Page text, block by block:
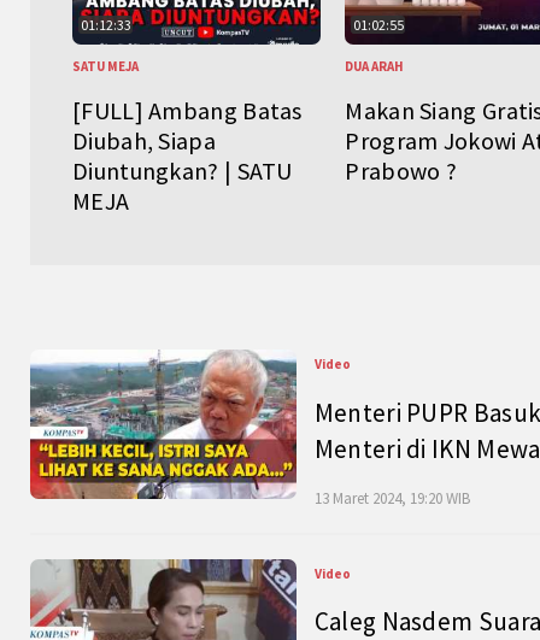
01:12:33
SATU MEJA
[FULL] Ambang Batas
Diubah, Siapa
Diuntungkan? | SATU
MEJA
01:02:55
DUA ARAH
Makan Siang
Program Jokowi
Prabowo ?
Video
Menteri PUPR
Menteri di IKN
13 Maret 2024, 19:20 WIB
Video
Caleg Nasdem